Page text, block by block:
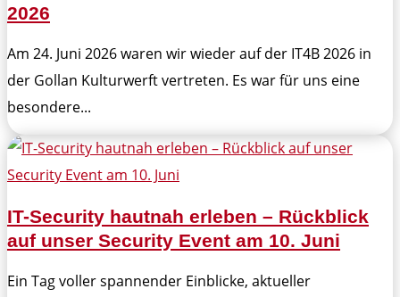
2026
Am 24. Juni 2026 waren wir wieder auf der IT4B 2026 in
der Gollan Kulturwerft vertreten. Es war für uns eine
besondere...
IT-Security hautnah erleben – Rückblick
auf unser Security Event am 10. Juni
Ein Tag voller spannender Einblicke, aktueller